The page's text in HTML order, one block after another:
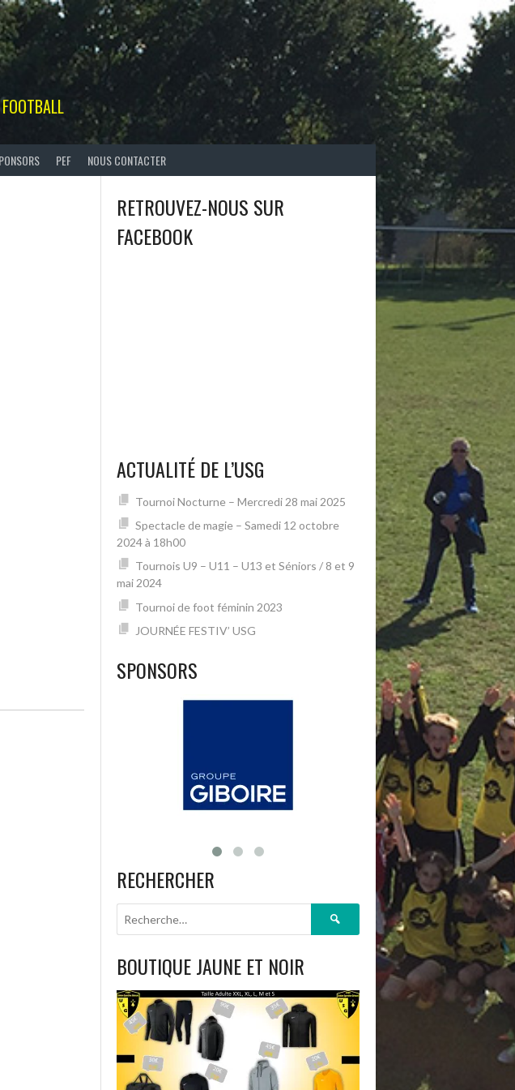
PEF NOUS CONTACTER
RETROUVEZ-NOUS SUR
FACEBOOK
ACTUALITÉ DE L’USG
Tournoi Nocturne – Mercredi 28 mai 2025
Spectacle de magie – Samedi 12 octobre
2024 à 18h00
Tournois U9 – U11 – U13 et Séniors / 8 et 9
mai 2024
Tournoi de foot féminin 2023
JOURNÉE FESTIV’ USG
SPONSORS
RECHERCHER
Rechercher :
BOUTIQUE JAUNE ET NOIR